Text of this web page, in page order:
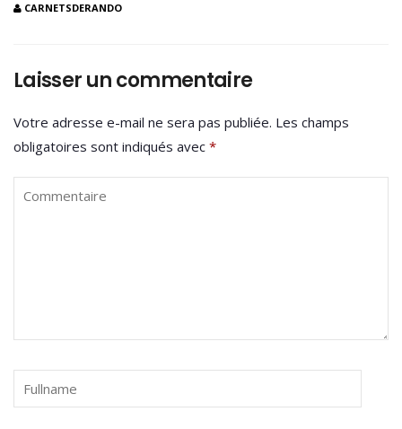
CARNETSDERANDO
Laisser un commentaire
Votre adresse e-mail ne sera pas publiée. Les champs
obligatoires sont indiqués avec *